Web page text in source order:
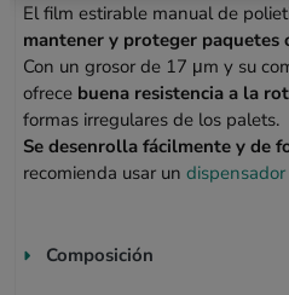
El film estirable manual de
mantener y proteger paquetes
Con un grosor de 17 μm y su
ofrece buena resistencia a la
formas irregulares de los palets.
Se desenrolla fácilmente y de
recomienda usar un
Composición